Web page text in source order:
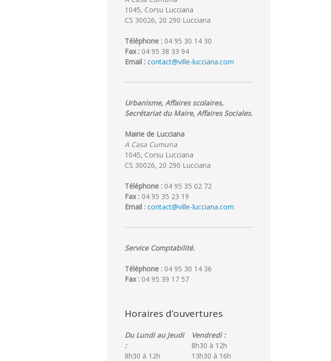
1045, Corsu Lucciana
CS 30026, 20 290 Lucciana
Téléphone : 04 95 30 14 30
Fax : 04 95 38 33 94
Email : contact@ville-lucciana.com
Urbanisme, Affaires scolaires,
Secrétariat du Maire, Affaires Sociales.
Mairie de Lucciana
A Casa Cumuna
1045, Corsu Lucciana
CS 30026, 20 290 Lucciana
Téléphone : 04 95 35 02 72
Fax : 04 95 35 23 19
Email : contact@ville-lucciana.com
Service Comptabilité.
Téléphone : 04 95 30 14 36
Fax : 04 95 39 17 57
Horaires d’ouvertures
Du Lundi au Jeudi
:
8h30 à 12h
Vendredi :
8h30 à 12h
13h30 à 16h